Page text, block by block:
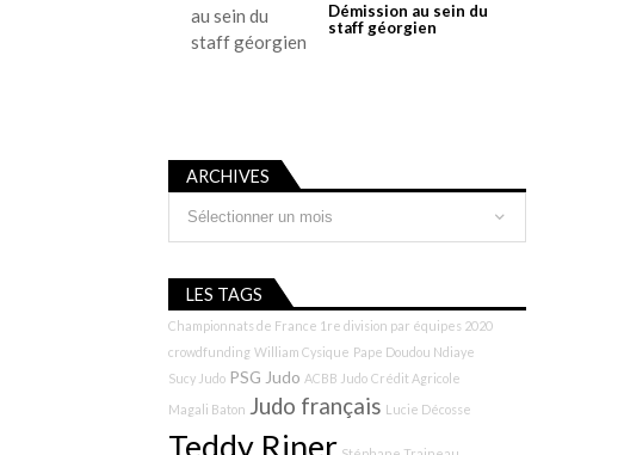
Démission au sein du
staff géorgien
ARCHIVES
LES TAGS
Championnats de France 1re division par équipes 2020
crowdfunding William Cysique Pape Doudou Ndiaye
Sucy Judo PSG Judo ACBB Judo Crédit Agricole
Magali Baton Judo français Lucie Décosse
Teddy Riner